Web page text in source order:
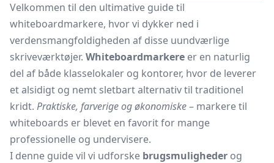
Velkommen til den ultimative guide til
whiteboardmarkere, hvor vi dykker ned i
verdensmangfoldigheden af disse uundværlige
skriveværktøjer. Whiteboardmarkere er en naturlig
del af både klasselokaler og kontorer, hvor de leverer
et alsidigt og nemt sletbart alternativ til traditionel
kridt. Praktiske, farverige og økonomiske– markere til
whiteboards er blevet en favorit for mange
professionelle og undervisere.
I denne guide vil vi udforske brugsmuligheder og